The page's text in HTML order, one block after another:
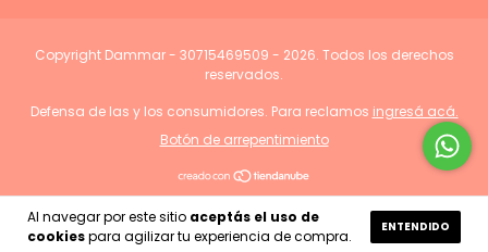
Al navegar por este sitio aceptás el uso de
cookiespara agilizar tu experiencia de compra.
ENTENDIDO
Copyright Dammar - 30715469509 - 2026. Todos los derechos
reservados.
Defensa de las y los consumidores. Para reclamos ingresá acá.
Botón de arrepentimiento